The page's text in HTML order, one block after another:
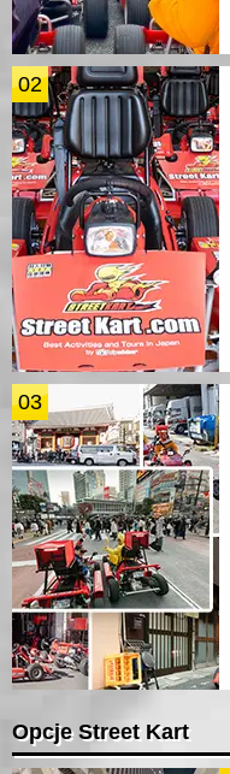
02
03
Opcje Street Kart